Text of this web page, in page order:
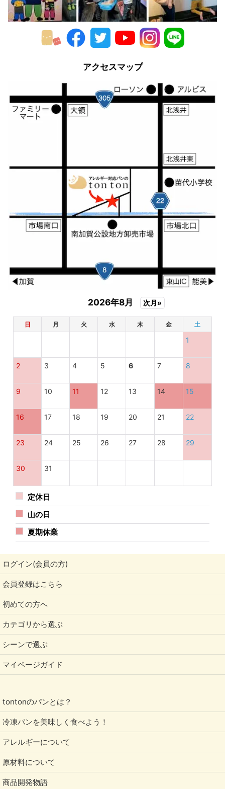
2014年
アクセスマップ
2026年8月 次月»
日 月 火 水 木 金 土
1
2 3 4 5 6 7 8
9 10 11 12 13 14 15
16 17 18 19 20 21 22
23 24 25 26 27 28 29
30 31
定休日
山の日
夏期休業
ログイン(会員の方)
会員登録はこちら
初めての方へ
カテゴリから選ぶ
シーンで選ぶ
マイページガイド
tontonのパンとは？
冷凍パンを美味しく食べよう！
アレルギーについて
原材料について
商品開発物語